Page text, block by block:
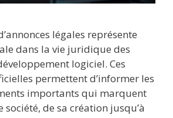
légales représente
dans la vie juridique des
logiciel. Ces
permettent d’informer les
importants qui marquent
société, de sa création jusqu’à